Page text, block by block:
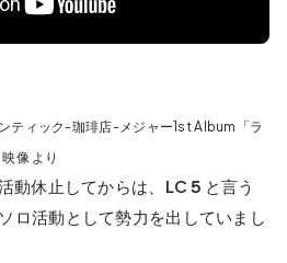
ィック-珈琲店-メジャー1st Album「ラ
像 より
休止してからは、 LC５ と言う
ロ活動として勢力を出していまし